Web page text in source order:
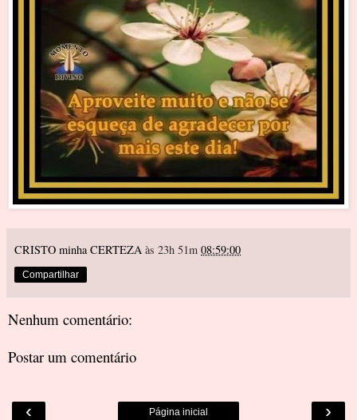
CRISTO minha CERTEZA às 23h 51m 08:59:00
Compartilhar
Nenhum comentário:
Postar um comentário
‹ ›
Página inicial